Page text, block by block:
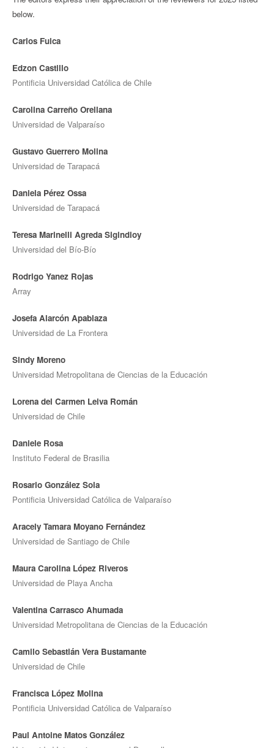
below.
Carlos Fuica
Edzon Castillo
Pontificia Universidad Católica de Chile
Carolina Carreño Orellana
Universidad de Valparaíso
Gustavo Guerrero Molina
Universidad de Tarapacá
Daniela Pérez Ossa
Universidad de Tarapacá
Teresa Marinelli Agreda Sigindioy
Universidad del Bío-Bío
Rodrigo Yanez Rojas
Array
Josefa Alarcón Apablaza
Universidad de La Frontera
Sindy Moreno
Universidad Metropolitana de Ciencias de la Educación
Lorena del Carmen Leiva Román
Universidad de Chile
Daniele Rosa
Instituto Federal de Brasilia
Rosario González Sola
Pontificia Universidad Católica de Valparaíso
Aracely Tamara Moyano Fernández
Universidad de Santiago de Chile
Maura Carolina López Riveros
Universidad de Playa Ancha
Valentina Carrasco Ahumada
Universidad Metropolitana de Ciencias de la Educación
Camilo Sebastián Vera Bustamante
Universidad de Chile
Francisca López Molina
Pontificia Universidad Católica de Valparaíso
Paul Antoine Matos González